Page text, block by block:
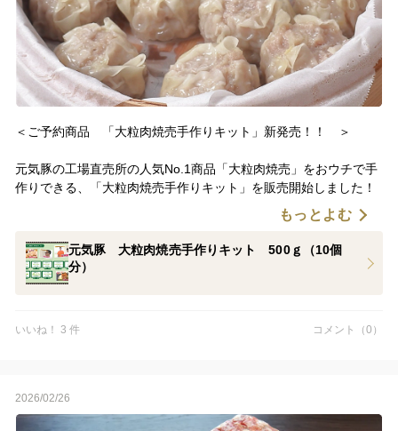
※王道トンテキのギフトセットもございます。
＜ご予約商品 「大粒肉焼売手作りキット」新発売！！ ＞
元気豚の工場直売所の人気No.1商品「大粒肉焼売」をおウチで手
作りできる、「大粒肉焼売手作りキット」を販売開始しました！
調味料や具材が混ぜてある「肉ダネ」と「皮」、「作り方の説明
書」がセットになっているので、解凍したら包んで蒸すだけで出
来上がります。
自分で作った焼売はみずみずしくてジューシー、格別の美味しさ
現在は4/14（火）発送商品（お届けは4/15以降）のご予約を承っ
ております。
もっとよむ
元気豚 大粒肉焼売手作りキット 500ｇ（10個
分）
いいね！ 3 件 コメント（0）
2026/02/26